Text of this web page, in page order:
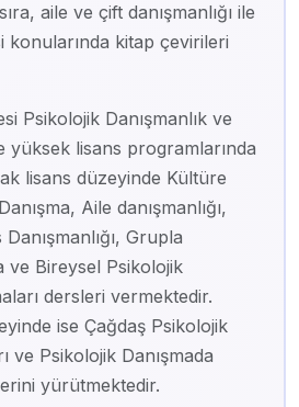
aile ve çift danışmanlığı ile
konularında kitap çevirileri
Psikolojik Danışmanlık ve
yüksek lisans programlarında
lisans düzeyinde Kültüre
Aile danışmanlığı,
Grupla
ve Bireysel Psikolojik
dersleri vermektedir.
ise Çağdaş Psikolojik
ve Psikolojik Danışmada
yürütmektedir.